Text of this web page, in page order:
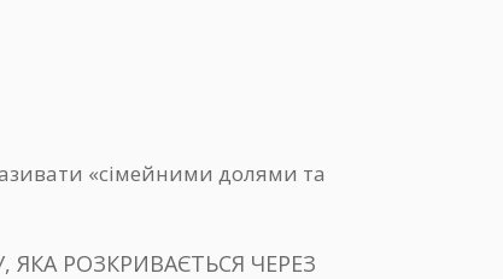
«сімейними долями та
РОЗКРИВАЄТЬСЯ ЧЕРЕЗ